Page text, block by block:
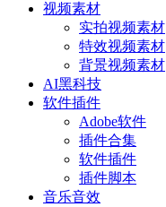
视频素材
实拍视频素材
特效视频素材
背景视频素材
AI黑科技
软件插件
Adobe软件
插件合集
软件插件
插件脚本
音乐音效